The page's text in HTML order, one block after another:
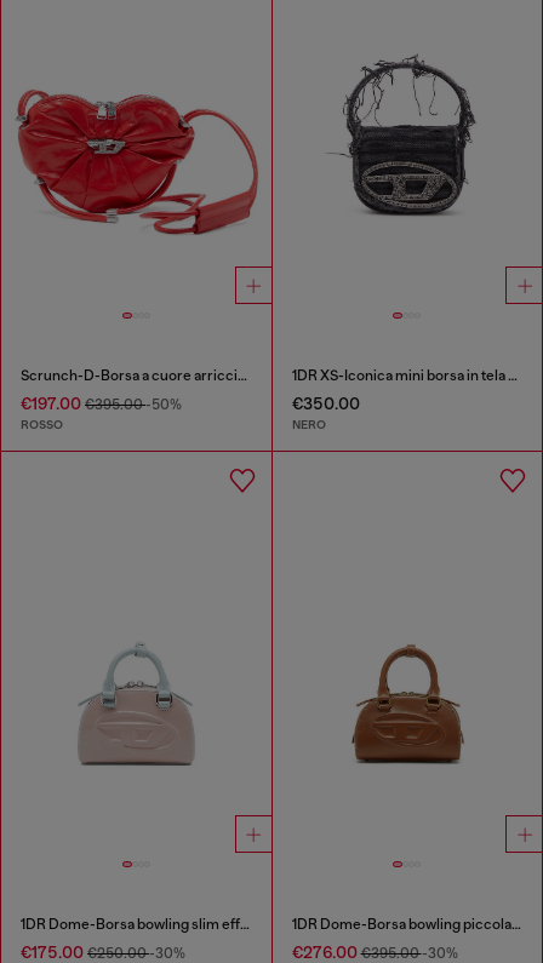
Scrunch-D-Borsa a cuore arricciata in pelle
€197.00 €395.00-50%
ROSSO
1DR XS-Iconica mini borsa in tela e pelle
€350.00
NERO
1DR Dome-Borsa bowling slim effetto naplak
€175.00 €250.00-30%
1DR Dome-Borsa bowling piccola in pelle pull-up
€276.00€395.00-30%